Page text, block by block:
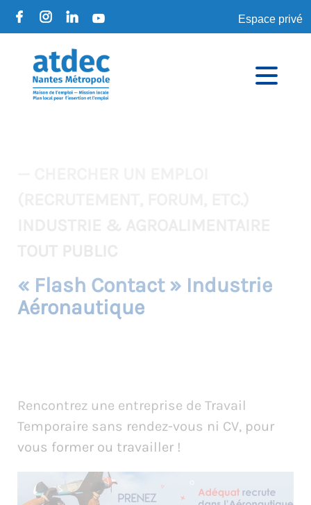
Espace privé
« Flash Contact » Industrie
Aéronautique
Rencontrez une entreprise de Travail
Temporaire sans rendez-vous ni CV, pour
vous former ou travailler !